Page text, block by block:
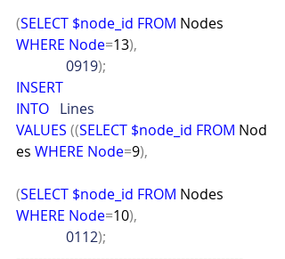
(SELECT $node_id FROM Nodes
WHERE Node=13),
0919);
INSERT
INTO Lines
VALUES ((SELECT $node_id FROM Nod
es WHERE Node=9),
(SELECT $node_id FROM Nodes
WHERE Node=10),
0112);